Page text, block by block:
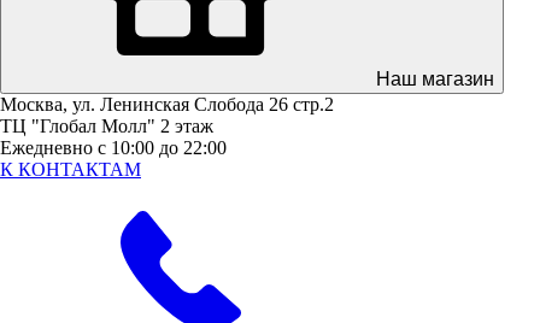
Наш магазин
Москва, ул. Ленинская Слобода 26 стр.2
ТЦ "Глобал Молл" 2 этаж
Ежедневно с 10:00 до 22:00
К КОНТАКТАМ